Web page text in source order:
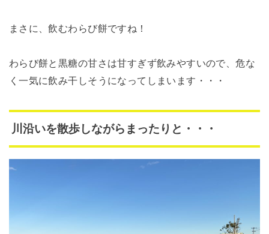
まさに、飲むわらび餅ですね！
わらび餅と黒糖の甘さは甘すぎず飲みやすいので、危な
く一気に飲み干しそうになってしまいます・・・
川沿いを散歩しながらまったりと・・・